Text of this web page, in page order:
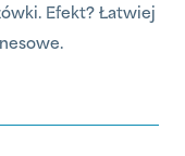
Efekt? Łatwiej